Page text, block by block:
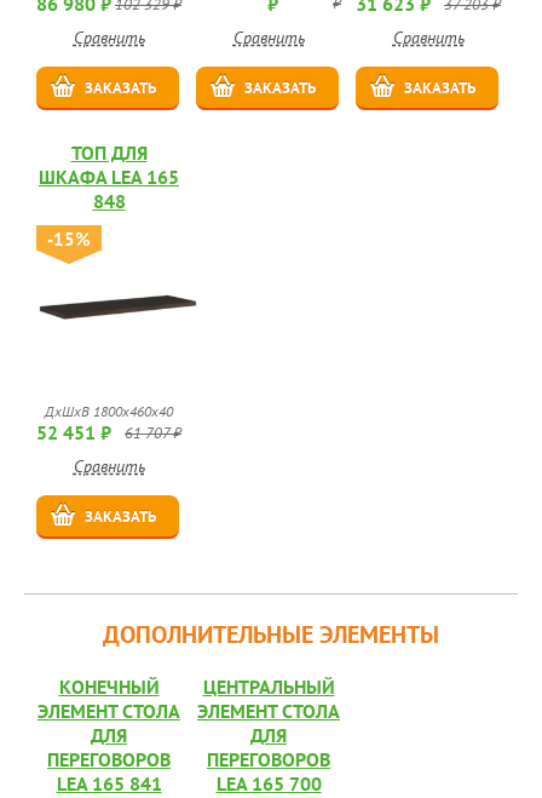
102 329 ₽
Сравнить
ЗАКАЗАТЬ
Сравнить
ЗАКАЗАТЬ
37 203 ₽
Сравнить
ЗАКАЗАТЬ
ТОП ДЛЯ
ШКАФА LEA 165
848
-15%
ДхШхВ 1800х460х40
52 451 ₽ 61 707 ₽
Сравнить
ЗАКАЗАТЬ
ДОПОЛНИТЕЛЬНЫЕ ЭЛЕМЕНТЫ
КОНЕЧНЫЙ
ЭЛЕМЕНТ СТОЛА
ДЛЯ
ПЕРЕГОВОРОВ
LEA 165 841
ЦЕНТРАЛЬНЫЙ
ЭЛЕМЕНТ СТОЛА
ДЛЯ
ПЕРЕГОВОРОВ
LEA 165 700